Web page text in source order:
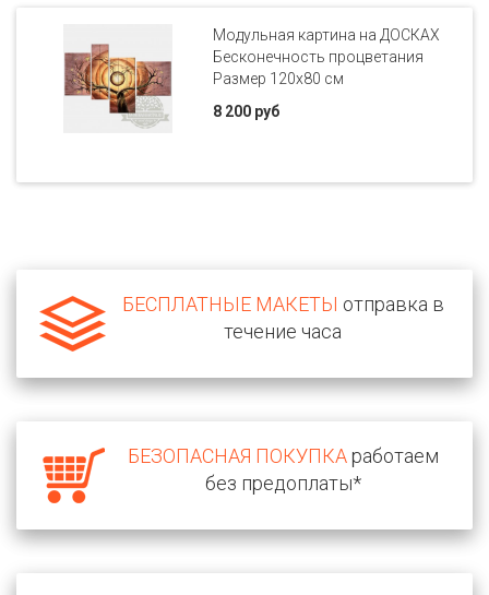
Модульная картина на ДОСКАХ
Бесконечность процветания
Размер 120х80 см
8 200 руб
БЕСПЛАТНЫЕ МАКЕТЫ отправка в
течение часа
БЕЗОПАСНАЯ ПОКУПКАработаем
без предоплаты*